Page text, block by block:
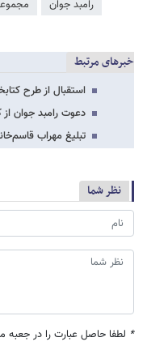
رامبد جوان
خبرهای مرتبط
استقبال از طرح کتابخوانی
دعوت رامبد جوان از
تبلیغ مهراب
نظر شما
* لطفا حاصل عبارت را در جعبه